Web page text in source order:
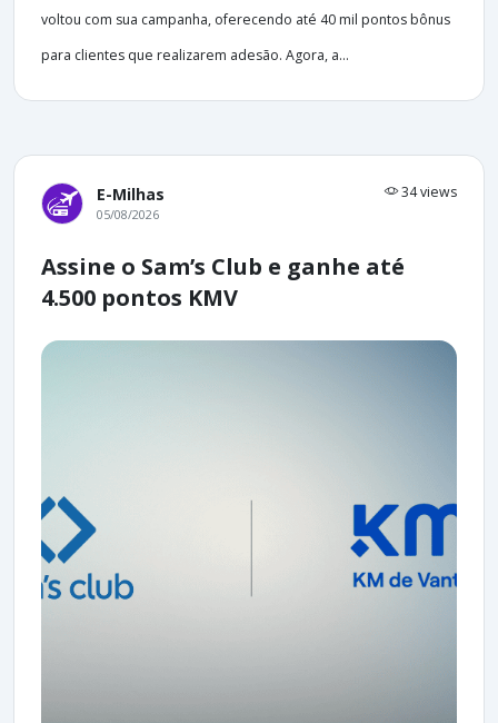
voltou com sua campanha, oferecendo até 40 mil pontos bônus
para clientes que realizarem adesão. Agora, a...
E-Milhas 34 views
05/08/2026
Assine o Sam’s Club e ganhe até
4.500 pontos KMV